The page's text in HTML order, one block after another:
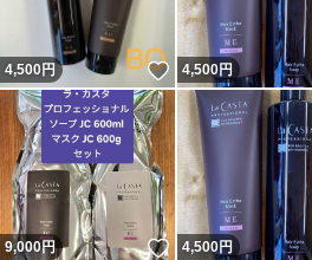
4,500円 いいね！
4,500円
9,000円 いいね！
4,500円